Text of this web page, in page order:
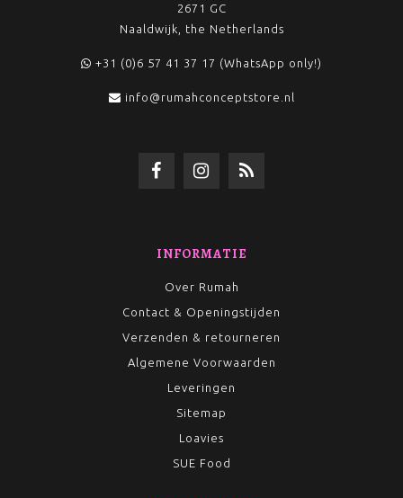
2671 GC
Naaldwijk, the Netherlands
+31 (0)6 57 41 37 17 (WhatsApp only!)
info@rumahconceptstore.nl
INFORMATIE
Over Rumah
Contact & Openingstijden
Verzenden & retourneren
Algemene Voorwaarden
Leveringen
Sitemap
Loavies
SUE Food